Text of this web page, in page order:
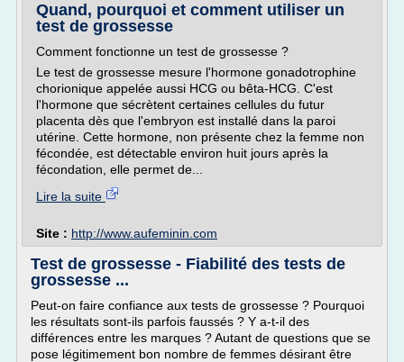
Quand, pourquoi et comment utiliser un
test de grossesse
Comment fonctionne un test de grossesse ?
Le test de grossesse mesure l'hormone gonadotrophine
chorionique appelée aussi HCG ou bêta-HCG. C'est
l'hormone que sécrètent certaines cellules du futur
placenta dès que l'embryon est installé dans la paroi
utérine. Cette hormone, non présente chez la femme non
fécondée, est détectable environ huit jours après la
fécondation, elle permet de...
Lire la suite
Site : http://www.aufeminin.com
Test de grossesse - Fiabilité des tests de
grossesse ...
Peut-on faire confiance aux tests de grossesse ? Pourquoi
les résultats sont-ils parfois faussés ? Y a-t-il des
différences entre les marques ? Autant de questions que se
pose légitimement bon nombre de femmes désirant être